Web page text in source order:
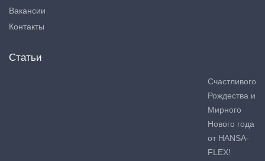
Вакансии
Контакты
Статьи
Счастливого
Рождества и
Мирного
Нового года
от HANSA-
FLEX!